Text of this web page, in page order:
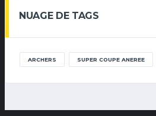
NUAGE DE TAGS
ARCHERS SUPER COUPE ANEREE